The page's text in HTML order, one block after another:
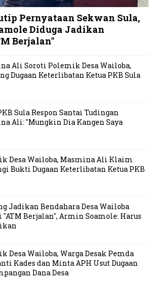
Pernyataan Sekwan Sula,
Diduga Jadikan
Berjalan"
Ali Soroti Polemik Desa Wailoba,
Dugaan Keterlibatan Ketua PKB Sula
Sula Respon Santai Tudingan
Ali: "Mungkin Dia Kangen Saya
Desa Wailoba, Masmina Ali Klaim
Bukti Dugaan Keterlibatan Ketua PKB
Jadikan Bendahara Desa Wailoba
"ATM Berjalan", Armin Soamole: Harus
Desa Wailoba, Warga Desak Pemda
Kades dan Minta APH Usut Dugaan
Dana Desa